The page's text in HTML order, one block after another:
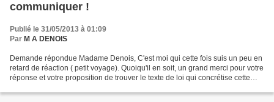
communiquer !
Publié le 31/05/2013 à 01:09
Par M A DENOIS
Demande répondue Madame Denois, C'est moi qui cette fois suis un peu en
retard de réaction ( petit voyage). Quoiqu'il en soit, un grand merci pour votre
réponse et votre proposition de trouver le texte de loi qui concrétise cette